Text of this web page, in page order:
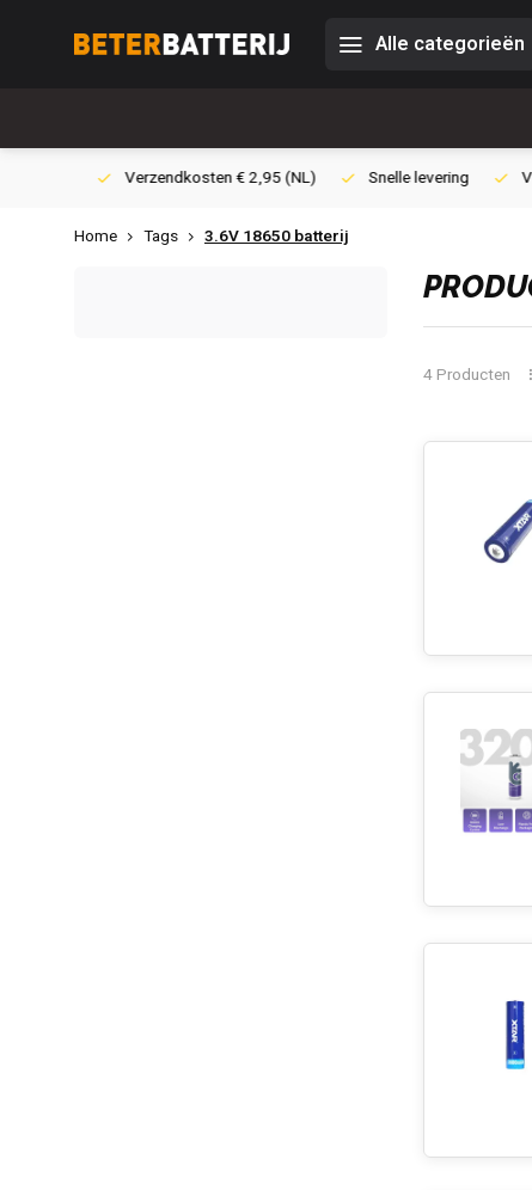
Alle categorieën
Verzendkosten € 2,95 (NL) Snelle levering
Home Tags 3.6V 18650 batterij
4 Producten